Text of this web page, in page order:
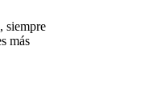
siempre
más